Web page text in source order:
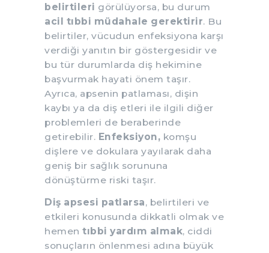
belirtileri görülüyorsa, bu durum
acil tıbbi müdahale gerektirir. Bu
belirtiler, vücudun enfeksiyona karşı
verdiği yanıtın bir göstergesidir ve
bu tür durumlarda diş hekimine
başvurmak hayati önem taşır.
Ayrıca, apsenin patlaması, dişin
kaybı ya da diş etleri ile ilgili diğer
problemleri de beraberinde
getirebilir. Enfeksiyon, komşu
dişlere ve dokulara yayılarak daha
geniş bir sağlık sorununa
dönüştürme riski taşır.
Diş apsesi patlarsa, belirtileri ve
etkileri konusunda dikkatli olmak ve
hemen tıbbi yardım almak, ciddi
sonuçların önlenmesi adına büyük